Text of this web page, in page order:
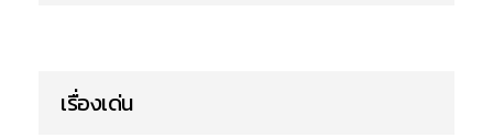
เรื่องเด่น